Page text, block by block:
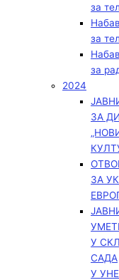
за
за
за
2024
ЗА
ЗА
У
САДА
У